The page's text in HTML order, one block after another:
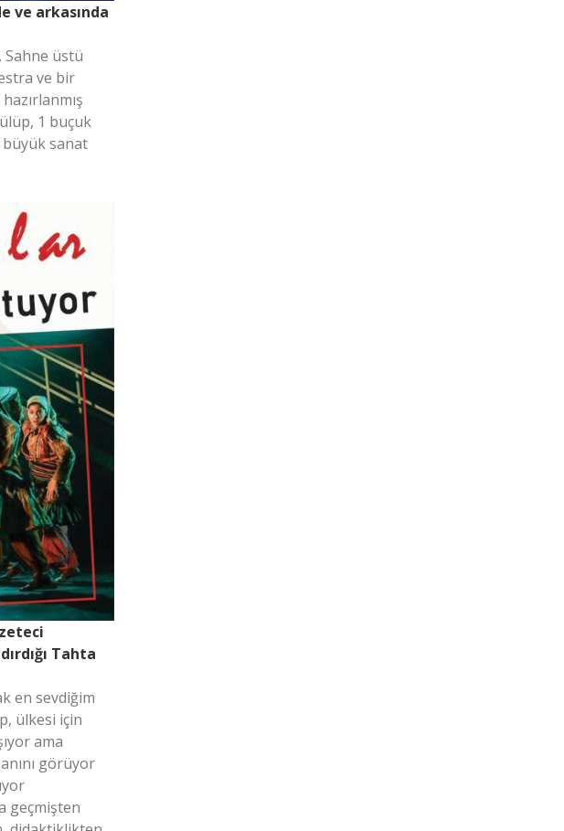
ve arkasında
Sahne üstü
ve bir
1 buçuk
büyük sanat
Tahta
en sevdiğim
ülkesi için
ama
görüyor
geçmişten